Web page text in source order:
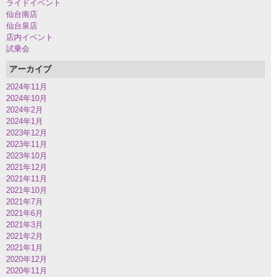
ライドイベント
仙台南店
仙台泉店
店内イベント
試乗会
アーカイブ
2024年11月
2024年10月
2024年2月
2024年1月
2023年12月
2023年11月
2023年10月
2021年12月
2021年11月
2021年10月
2021年7月
2021年6月
2021年3月
2021年2月
2021年1月
2020年12月
2020年11月